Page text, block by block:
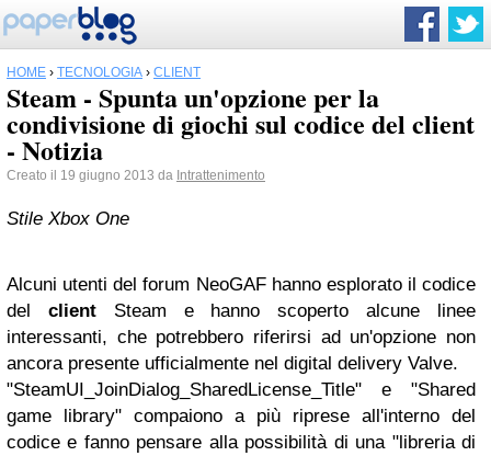
HOME › TECNOLOGIA › CLIENT
Steam - Spunta un'opzione per la
condivisione di giochi sul codice del client
- Notizia
Creato il 19 giugno 2013 da Intrattenimento
Stile Xbox One
Alcuni utenti del forum NeoGAF hanno esplorato il codice
del clientSteam e hanno scoperto alcune linee
interessanti, che potrebbero riferirsi ad un'opzione non
ancora presente ufficialmente nel digital delivery Valve.
"SteamUI_JoinDialog_SharedLicense_Title" e "Shared
game library" compaiono a più riprese all'interno del
codice e fanno pensare alla possibilità di una "libreria di